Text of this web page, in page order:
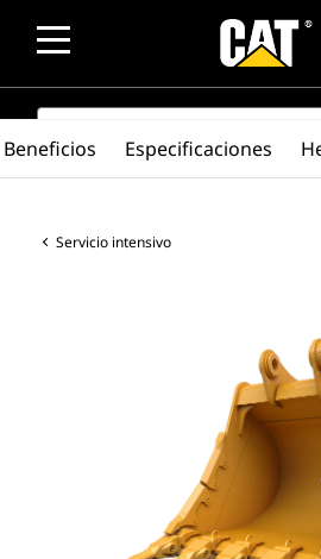
SEARCH
Servicio intensivo
Beneficios Especificaciones